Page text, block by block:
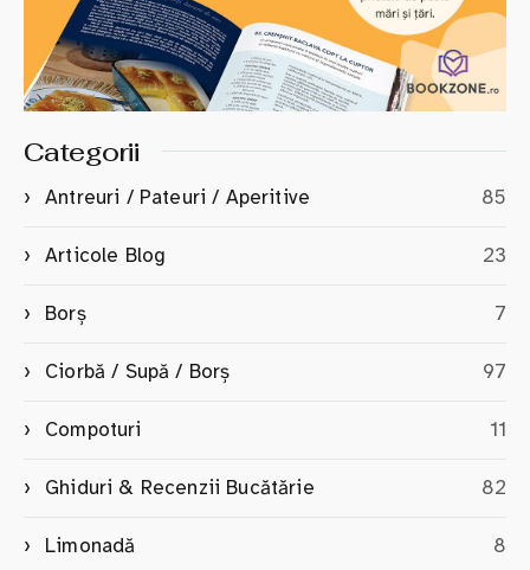
Categorii
Antreuri / Pateuri / Aperitive 85
Articole Blog 23
Borș 7
Ciorbă / Supă / Borș 97
Compoturi 11
Ghiduri & Recenzii Bucătărie 82
Limonadă 8